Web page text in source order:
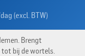
(excl. BTW)
Brengt
bij de wortels.